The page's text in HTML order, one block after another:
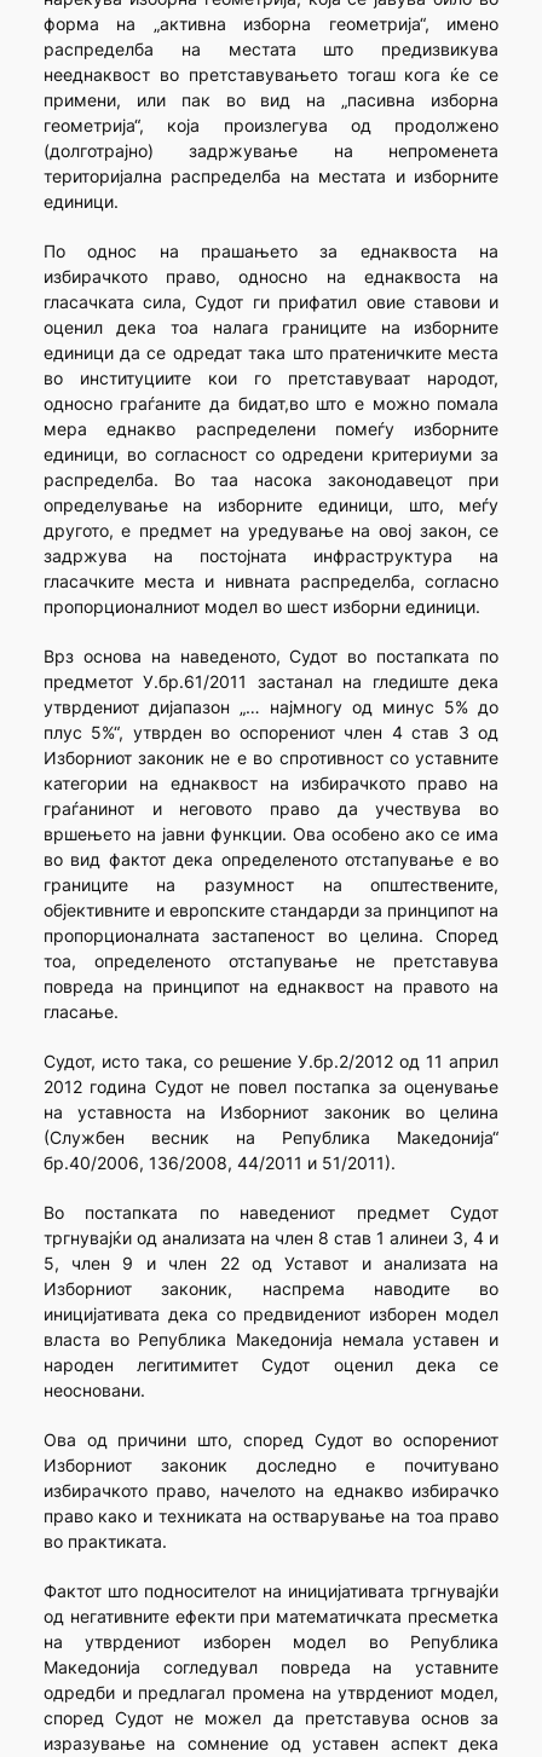
форма на „активна изборна геометрија“, имено
распределба на местата што предизвикува
нееднаквост во претставувањето тогаш кога ќе се
примени, или пак во вид на „пасивна изборна
геометрија“, која произлегува од продолжено
(долготрајно) задржување на непроменета
територијална распределба на местата и изборните
единици.
По однос на прашањето за еднаквоста на
избирачкото право, односно на еднаквоста на
гласачката сила, Судот ги прифатил овие ставови и
оценил дека тоа налага границите на изборните
единици да се одредат така што пратеничките места
во институциите кои го претставуваат народот,
односно граѓаните да бидат,во што е можно помала
мера еднакво распределени помеѓу изборните
единици, во согласност со одредени критериуми за
распределба. Во таа насока законодавецот при
определување на изборните единици, што, меѓу
другото, е предмет на уредување на овој закон, се
задржува на постојната инфраструктура на
гласачките места и нивната распределба, согласно
пропорционалниот модел во шест изборни единици.
Врз основа на наведеното, Судот во постапката по
предметот У.бр.61/2011 застанал на гледиште дека
утврдениот дијапазон „… најмногу од минус 5% до
плус 5%“, утврден во оспорениот член 4 став 3 од
Изборниот законик не е во спротивност со уставните
категории на еднаквост на избирачкото право на
граѓанинот и неговото право да учествува во
вршењето на јавни функции. Ова особено ако се има
во вид фактот дека определеното отстапување е во
границите на разумност на општествените,
објективните и европските стандарди за принципот на
пропорционалната застапеност во целина. Според
тоа, определеното отстапување не претставува
повреда на принципот на еднаквост на правото на
гласање.
Судот, исто така, со решение У.бр.2/2012 од 11 април
2012 година Судот не повел постапка за оценување
на уставноста на Изборниот законик во целина
(Службен весник на Република Македонија“
бр.40/2006, 136/2008, 44/2011 и 51/2011).
Во постапката по наведениот предмет Судот
тргнувајќи од анализата на член 8 став 1 алинеи 3, 4 и
5, член 9 и член 22 од Уставот и анализата на
Изборниот законик, наспрема наводите во
иницијативата дека со предвидениот изборен модел
власта во Република Македонија немала уставен и
народен легитимитет Судот оценил дека се
неосновани.
Ова од причини што, според Судот во оспорениот
Изборниот законик доследно е почитувано
избирачкото право, начелото на еднакво избирачко
право како и техниката на остварување на тоа право
во практиката.
Фактот што подносителот на иницијативата тргнувајќи
од негативните ефекти при математичката пресметка
на утврдениот изборен модел во Република
Македонија согледувал повреда на уставните
одредби и предлагал промена на утврдениот модел,
според Судот не можел да претставува основ за
изразување на сомнение од уставен аспект дека